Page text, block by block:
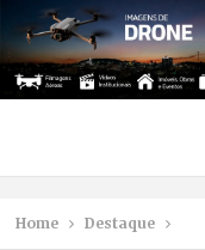
Home Destaque